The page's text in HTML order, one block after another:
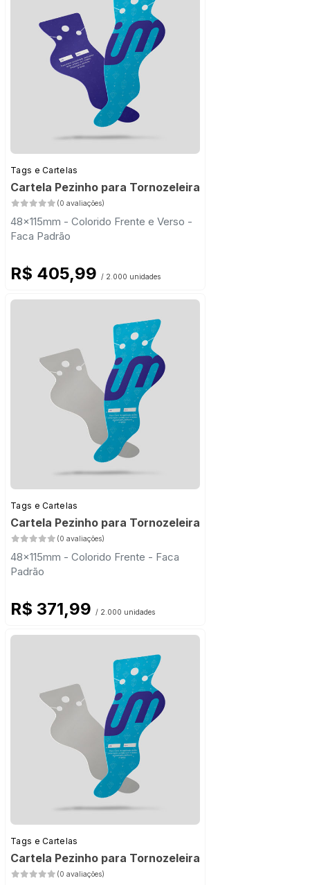
Tags e Cartelas
Cartela Pezinho para Tornozeleira
(0 avaliações)
48x115mm - Colorido Frente e Verso -
Faca Padrão
R$ 405,99 / 2.000 unidades
Tags e Cartelas
Cartela Pezinho para Tornozeleira
(0 avaliações)
48x115mm - Colorido Frente - Faca
Padrão
R$ 371,99 / 2.000 unidades
Tags e Cartelas
Cartela Pezinho para Tornozeleira
(0 avaliações)